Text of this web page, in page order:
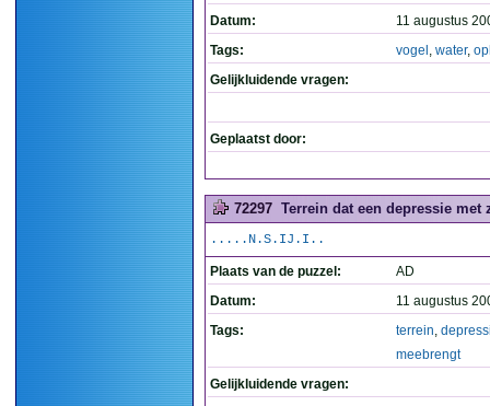
Datum:
11 augustus
Tags:
vogel , water,
Gelijkluidende vragen:
Geplaatst door:
72297 Terrein dat een depressie met
.....N.S.IJ.I..
Plaats van de puzzel:
AD
Datum:
11 augustus
Tags:
terrein,
meebrengt
Gelijkluidende vragen: